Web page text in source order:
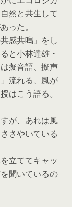
然と共生して
った。
感共鳴」をし
と小林達雄・
擬音語、擬声
流れる、風が
はこう語る。
が、あれは風
さやいている
立ててキャッ
聞いているの